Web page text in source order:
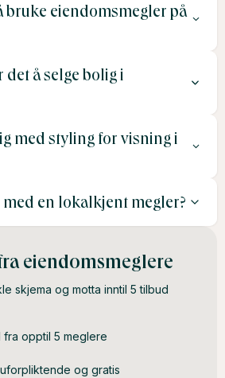
erfaring i området, gode
tilbud som inkluderer både
bruke eiendomsmegler på
mellom 1,5 % og 3 % av
kommer kostnader for
000 kroner.
å selge bolig i
kan variere, men boliger på
innen 1–3 måneder, avhengig av
med styling for visning i
for et raskere salg og høyere
En enkel oppgradering
en lokalkjent megler?
har innsikt i hva kjøpere ser etter,
av interesserte kjøpere, og kan gi
hele prosessen. Dette øker
salg.
eiendomsmeglere
skjema og motta inntil 5 tilbud
fra opptil 5 meglere
og gratis